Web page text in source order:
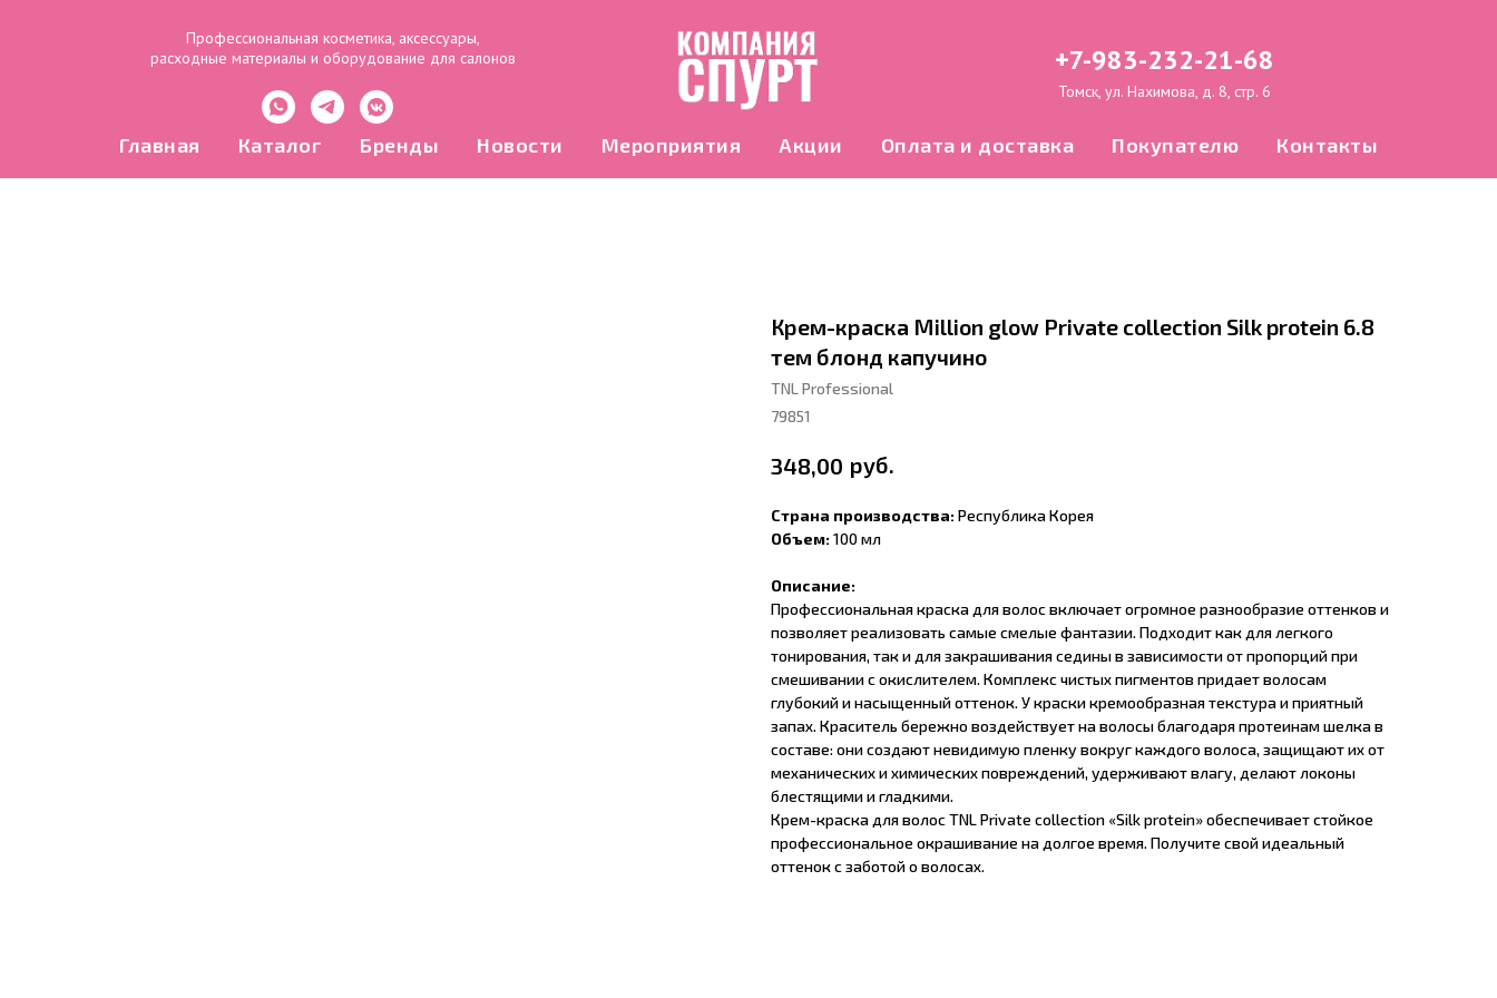
Профессиональная косметика, аксессуары,
расходные материалы и оборудование для салонов
+7-983-232-21-68
Томск, ул. Нахимова, д. 8, стр. 6
Главная Каталог Бренды Новости Мероприятия Акции Оплата и доставка Покупателю Контакты
Крем-краска Million glow Private collection Silk protein 6.8
тем блонд капучино
TNL Professional
79851
348,00 руб.
Страна производства:Республика Корея
Объем:100 мл
Описание:
Профессиональная краска для волос включает огромное разнообразие оттенков и
позволяет реализовать самые смелые фантазии. Подходит как для легкого
тонирования, так и для закрашивания седины в зависимости от пропорций при
смешивании с окислителем. Комплекс чистых пигментов придает волосам
глубокий и насыщенный оттенок. У краски кремообразная текстура и приятный
запах. Краситель бережно воздействует на волосы благодаря протеинам шелка в
составе: они создают невидимую пленку вокруг каждого волоса, защищают их от
механических и химических повреждений, удерживают влагу, делают локоны
блестящими и гладкими.
Крем-краска для волос TNL Private collection «Silk protein» обеспечивает стойкое
профессиональное окрашивание на долгое время. Получите свой идеальный
оттенок с заботой о волосах.